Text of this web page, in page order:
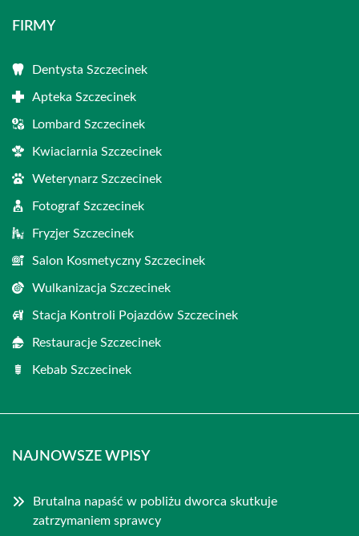
FIRMY
Dentysta Szczecinek
Apteka Szczecinek
Lombard Szczecinek
Kwiaciarnia Szczecinek
Weterynarz Szczecinek
Fotograf Szczecinek
Fryzjer Szczecinek
Salon Kosmetyczny Szczecinek
Wulkanizacja Szczecinek
Stacja Kontroli Pojazdów Szczecinek
Restauracje Szczecinek
Kebab Szczecinek
NAJNOWSZE WPISY
Brutalna napaść w pobliżu dworca skutkuje
zatrzymaniem sprawcy